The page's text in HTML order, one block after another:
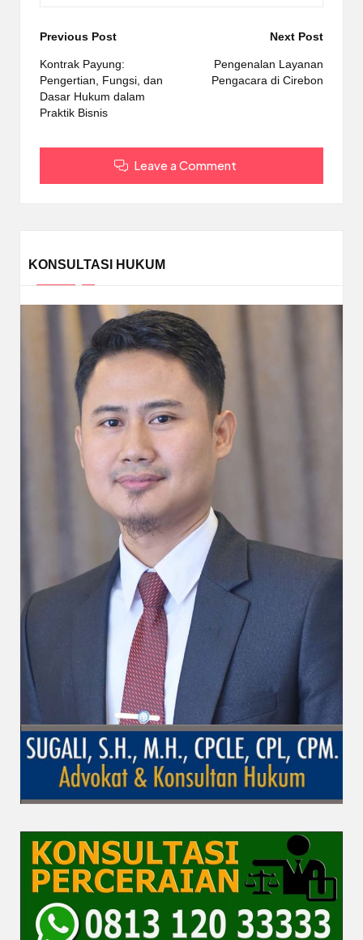
Post
navigation
Previous Post
Kontrak Payung:
Pengertian, Fungsi, dan
Dasar Hukum dalam
Praktik Bisnis
Next Post
Pengenalan Layanan
Pengacara di Cirebon
Leave a Comment
KONSULTASI HUKUM